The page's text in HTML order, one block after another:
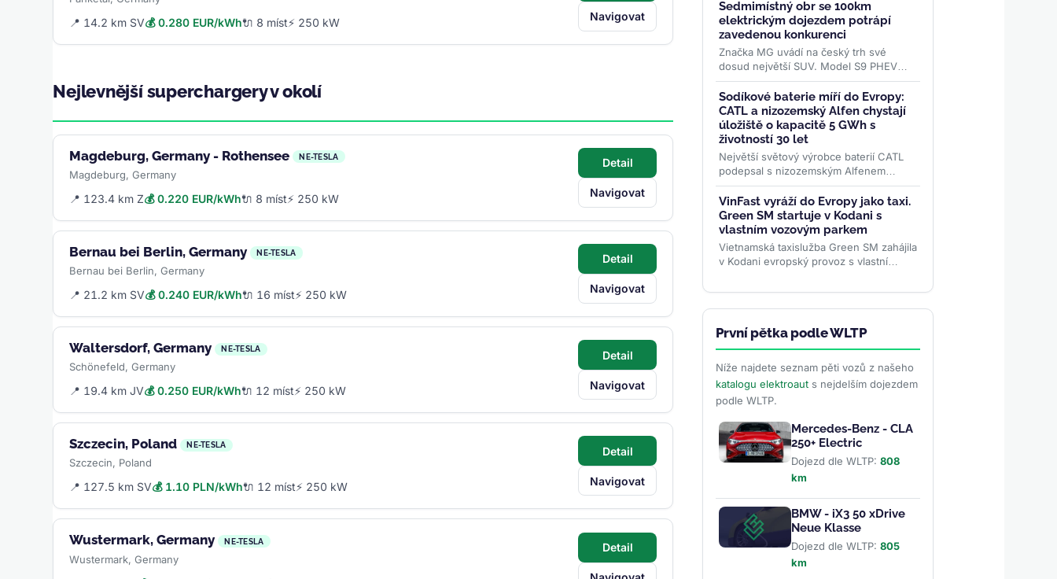
📍 14.2 km SV💰 0.280 EUR/kWh🔌 8 míst⚡ 250 kW Navigovat
Nejlevnější superchargery v okolí
Magdeburg, Germany - Rothensee NE-TESLA
Magdeburg, Germany
📍 123.4 km Z💰 0.220 EUR/kWh🔌 8 míst⚡ 250 kW
Detail
Navigovat
Bernau bei Berlin, Germany NE-TESLA
Bernau bei Berlin, Germany
📍 21.2 km SV💰 0.240 EUR/kWh🔌 16 míst⚡ 250 kW
Detail
Navigovat
Waltersdorf, Germany NE-TESLA
Schönefeld, Germany
📍 19.4 km JV💰 0.250 EUR/kWh🔌 12 míst⚡ 250 kW
Detail
Navigovat
Szczecin, Poland NE-TESLA
Szczecin, Poland
📍 127.5 km SV💰 1.10 PLN/kWh🔌 12 míst⚡ 250 kW
Detail
Navigovat
Wustermark, Germany NE-TESLA
Wustermark, Germany
Detail
Sedmimístný obr se 100km
elektrickým dojezdem potrápí
zavedenou konkurenci
Značka MG uvádí na český trh své
dosud největší SUV. Model S9 PHEV
nabídne 7 míst, systémový výkon 299
koní a baterii s čistě...>>
Sodíkové baterie míří do Evropy:
CATL a nizozemský Alfen chystají
úložiště o kapacitě 5 GWh s
životností 30 let
Největší světový výrobce baterií CATL
podepsal s nizozemským Alfenem
dohodu o nasazení 5 GWh sodíkových
úložišť v Evropě. Systém...>>
VinFast vyráží do Evropy jako taxi.
Green SM startuje v Kodani s
vlastním vozovým parkem
Vietnamská taxislužba Green SM zahájila
v Kodani evropský provoz s vlastní
nabízí mimořádně...>>
První pětka podle WLTP
Níže najdete seznam pěti vozů z našeho
katalogu elektroauts nejdelším dojezdem
podle WLTP.
Mercedes-Benz - CLA
250+ Electric
Dojezd dle WLTP: 808
km
BMW - iX3 50 xDrive
Neue Klasse
Dojezd dle WLTP: 805
km